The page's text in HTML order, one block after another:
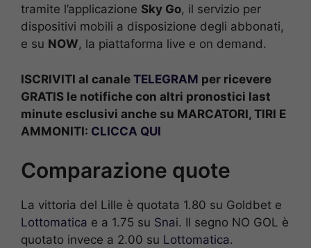
tramite l’applicazione Sky Go, il servizio per
dispositivi mobili a disposizione degli abbonati,
e su NOW, la piattaforma live e on demand.
ISCRIVITI al canale TELEGRAM per ricevere
GRATIS le notifiche con altri pronostici last
minute esclusivi anche su MARCATORI, TIRI E
AMMONITI: CLICCA QUI
Comparazione quote
La vittoria del Lille è quotata 1.80 su Goldbet e
Lottomatica e a 1.75 su Snai. Il segno NO GOL è
quotato invece a 2.00 su Lottomatica.